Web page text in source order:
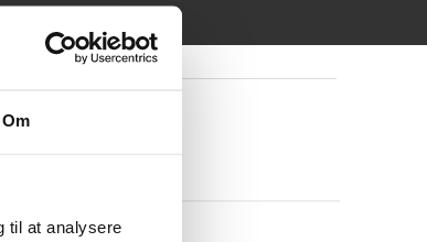
Om
til at analysere